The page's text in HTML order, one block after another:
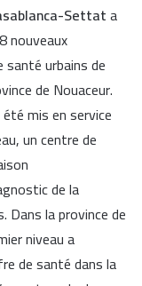
Settata
nouveaux
urbains de
de Nouaceur.
mis en service
un centre de
de la
Dans la province de
niveau a
de santé dans la